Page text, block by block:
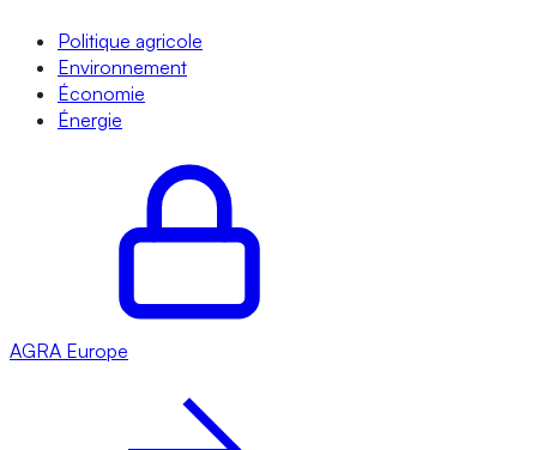
Politique agricole
Environnement
Économie
Énergie
AGRA Europe